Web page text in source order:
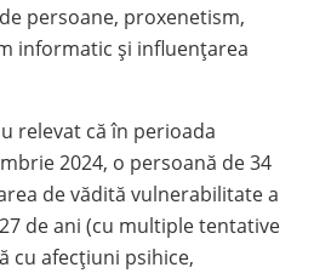
persoane, proxenetism,
informatic și influențarea
relevat că în perioada
2024, o persoană de 34
de vădită vulnerabilitate a
de ani (cu multiple tentative
cu afecțiuni psihice,